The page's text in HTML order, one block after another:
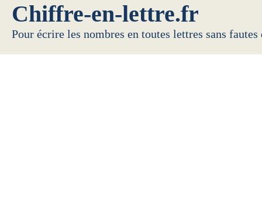
Chiffre-en-lettre.fr
Pour écrire les nombres en toutes lettres sans